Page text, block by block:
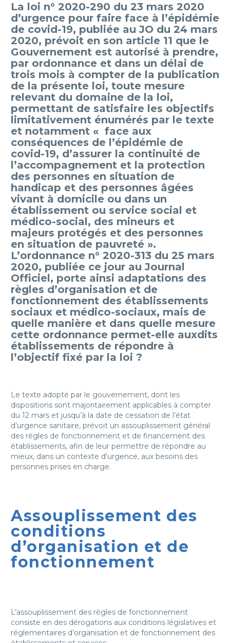
La loi n° 2020-290 du 23 mars 2020
d’urgence pour faire face à l’épidémie
de covid-19, publiée au JO du 24 mars
2020, prévoit en son article 11 que le
Gouvernement est autorisé à prendre,
par ordonnance et dans un délai de
trois mois à compter de la publication
de la présente loi, toute mesure
relevant du domaine de la loi,
permettant de satisfaire les objectifs
limitativement énumérés par le texte
et notamment « face aux
conséquences de l’épidémie de
covid-19, d’assurer la continuité de
l’accompagnement et la protection
des personnes en situation de
handicap et des personnes âgées
vivant à domicile ou dans un
établissement ou service social et
médico-social, des mineurs et
majeurs protégés et des personnes
en situation de pauvreté ».
L’ordonnance n° 2020-313 du 25 mars
2020, publiée ce jour au Journal
Officiel, porte ainsi adaptations des
règles d’organisation et de
fonctionnement des établissements
sociaux et médico-sociaux, mais de
quelle manière et dans quelle mesure
cette ordonnance permet-elle auxdits
établissements de répondre à
l’objectif fixé par la loi ?
Le texte adopté par le gouvernement, dont les
dispositions sont majoritairement applicables à compter
du 12 mars et jusqu’à la date de cessation de l’état
d’urgence sanitaire, prévoit un assouplissement général
des règles de fonctionnement et de financement des
établissements, afin de leur permettre de répondre au
mieux, dans un contexte d’urgence, aux besoins des
personnes prises en charge.
Assouplissement des
conditions
d’organisation et de
fonctionnement
L’assouplissement des règles de fonctionnement
consiste en des dérogations aux conditions législatives et
réglementaires d’organisation et de fonctionnement des